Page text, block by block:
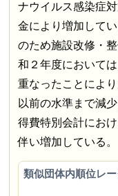
ナウイルス感染症
金により増加して
のため施設改修・
和２年度において
重なったことによ
以前の水準まで減
得費特別会計にお
伴い増加している。
類似団体内順位レ